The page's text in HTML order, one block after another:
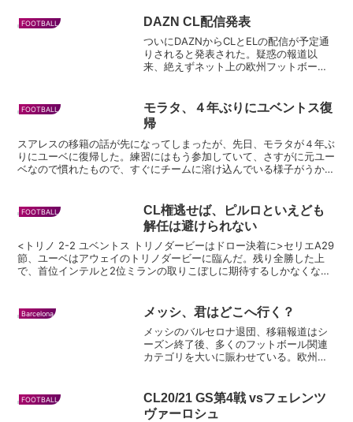
FOOTBALL DAZN CL配信発表
ついにDAZNからCLとELの配信が予定通
りされると発表された。疑惑の報道以
来、絶えずネット上の欧州フットボール
がされたように思う。 とりあえず一安
心だが、今回の騒動で...
FOOTBALL
モラタ、４年ぶりにユベントス復
帰
スアレスの移籍の話が先になってしまったが、先日、モラタが４年ぶ
りにユーベに復帰した。練習にはもう参加していて、さすがに元ユー
ベなので慣れたもので、すぐにチームに溶け込んでいる様子がうかが
FOOTBALL
CL権逃せば、ピルロといえども
解任は避けられない
<トリノ 2-2 ユベントス トリノダービーはドロー決着に>セリエA29
節、ユーベはアウェイのトリノダービーに臨んだ。残り全勝した上
で、首位インテルと2位ミランの取りこぼしに期待するしかなくなっ
Barcelona メッシ、君はどこへ行く？
メッシのバルセロナ退団、移籍報道はシ
ーズン終了後、多くのフットボール関連
カテゴリを大いに賑わせている。欧州フ
的で、移籍先はマンチェスターシティが
最も有力視されている。監...
FOOTBALL
CL20/21 GS第4戦 vsフェレンツ
ヴァーロシュ